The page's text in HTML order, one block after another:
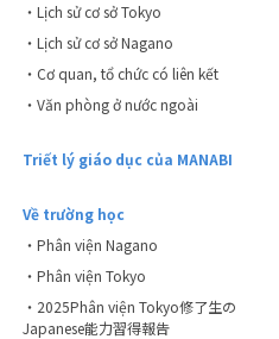
・Lịch sử cơ sở Tokyo
・Lịch sử cơ sở Nagano
・Cơ quan, tổ chức có liên kết
・Văn phòng ở nước ngoài
Triết lý giáo dục của MANABI
Về trường học
・Phân viện Nagano
・Phân viện Tokyo
・2025Phân viện Tokyo修了生の
Japanese能力習得報告